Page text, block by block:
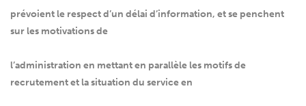
prévoient le respect d’un délai d’information, et se penchent
sur les motivations de
l’administration en mettant en parallèle les motifs de
recrutement et la situation du service en